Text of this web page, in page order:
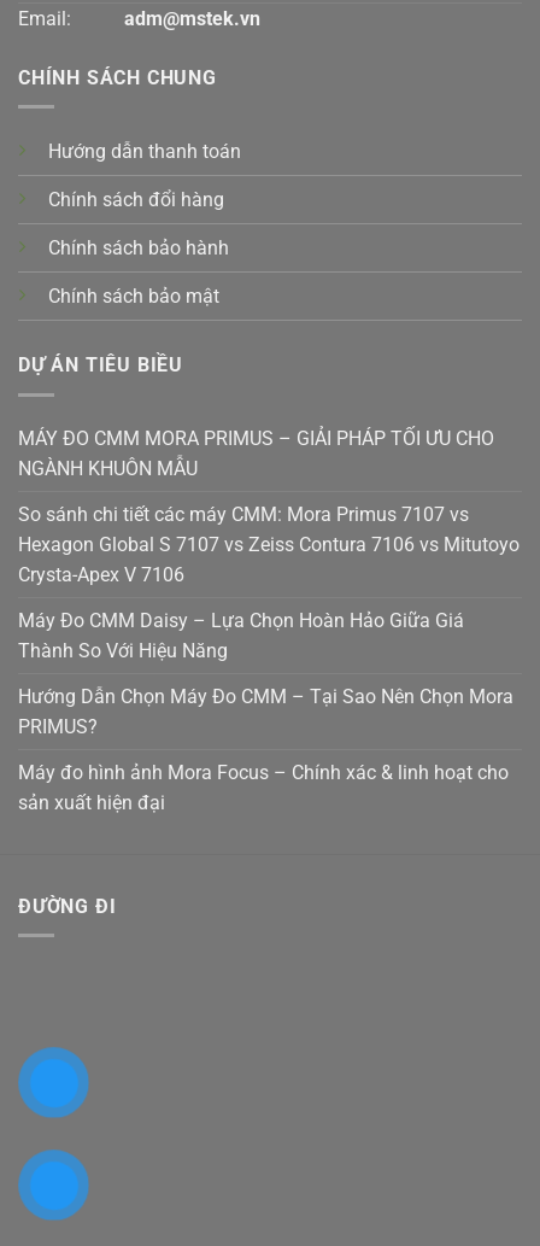
Email:
adm@mstek.vn
CHÍNH SÁCH CHUNG
Hướng dẫn thanh toán
Chính sách đổi hàng
Chính sách bảo hành
Chính sách bảo mật
DỰ ÁN TIÊU BIỀU
MÁY ĐO CMM MORA PRIMUS – GIẢI PHÁP TỐI ƯU CHO
NGÀNH KHUÔN MẪU
So sánh chi tiết các máy CMM: Mora Primus 7107 vs
Hexagon Global S 7107 vs Zeiss Contura 7106 vs Mitutoyo
Crysta-Apex V 7106
Máy Đo CMM Daisy – Lựa Chọn Hoàn Hảo Giữa Giá
Thành So Với Hiệu Năng
Hướng Dẫn Chọn Máy Đo CMM – Tại Sao Nên Chọn Mora
PRIMUS?
Máy đo hình ảnh Mora Focus – Chính xác & linh hoạt cho
sản xuất hiện đại
ĐƯỜNG ĐI